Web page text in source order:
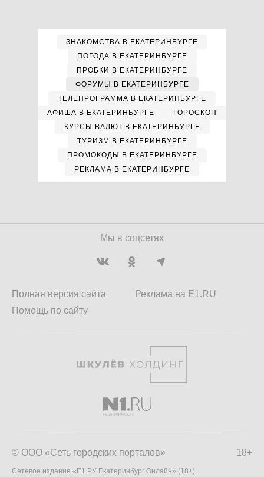
ЗНАКОМСТВА В ЕКАТЕРИНБУРГЕ
ПОГОДА В ЕКАТЕРИНБУРГЕ
ПРОБКИ В ЕКАТЕРИНБУРГЕ
ФОРУМЫ В ЕКАТЕРИНБУРГЕ
ТЕЛЕПРОГРАММА В ЕКАТЕРИНБУРГЕ
АФИША В ЕКАТЕРИНБУРГЕ
ГОРОСКОП
КУРСЫ ВАЛЮТ В ЕКАТЕРИНБУРГЕ
ТУРИЗМ В ЕКАТЕРИНБУРГЕ
ПРОМОКОДЫ В ЕКАТЕРИНБУРГЕ
РЕКЛАМА В ЕКАТЕРИНБУРГЕ
Мы в соцсетях
Полная версия сайта
Помощь по сайту
Реклама на E1.RU
18+
© ООО «Сеть городских порталов»
Сетевое издание «Е1.РУ Екатеринбург Онлайн» (18+)